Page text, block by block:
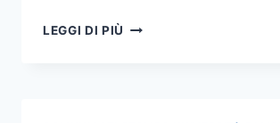
LEGGI DI PIÙ GIORNATA